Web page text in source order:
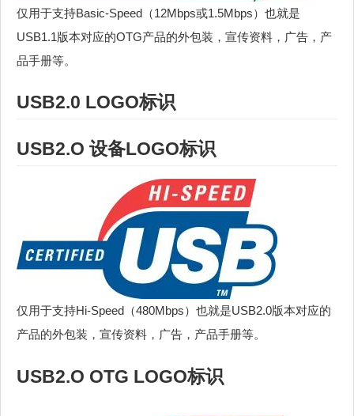
仅用于支持Basic-Speed（12Mbps或1.5Mbps）也就是
USB1.1版本对应的OTG产品的外包装，宣传资料，广告，产
品手册等。
USB2.0 LOGO标识
USB2.O 设备LOGO标识
仅用于支持Hi-Speed（480Mbps）也就是USB2.0版本对应的
产品的外包装，宣传资料，广告，产品手册等。
USB2.O OTG LOGO标识